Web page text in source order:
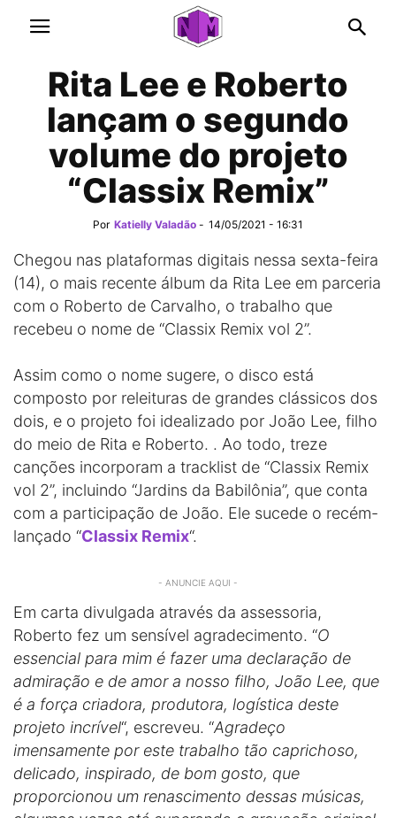
Rita Lee e Roberto
lançam o segundo
volume do projeto
“Classix Remix”
Por Katielly Valadão - 14/05/2021 - 16:31
Chegou nas plataformas digitais nessa sexta-feira
(14), o mais recente álbum da Rita Lee em parceria
com o Roberto de Carvalho, o trabalho que
recebeu o nome de “Classix Remix vol 2”.
Assim como o nome sugere, o disco está
composto por releituras de grandes clássicos dos
dois, e o projeto foi idealizado por João Lee, filho
do meio de Rita e Roberto. . Ao todo, treze
canções incorporam a tracklist de “Classix Remix
vol 2”, incluindo “Jardins da Babilônia”, que conta
com a participação de João. Ele sucede o recém-
lançado “Classix Remix“.
- ANUNCIE AQUI -
Em carta divulgada através da assessoria,
Roberto fez um sensível agradecimento. “O
essencial para mim é fazer uma declaração de
admiração e de amor a nosso filho, João Lee, que
é a força criadora, produtora, logística deste
projeto incrível“, escreveu. “Agradeço
imensamente por este trabalho tão caprichoso,
delicado, inspirado, de bom gosto, que
proporcionou um renascimento dessas músicas,